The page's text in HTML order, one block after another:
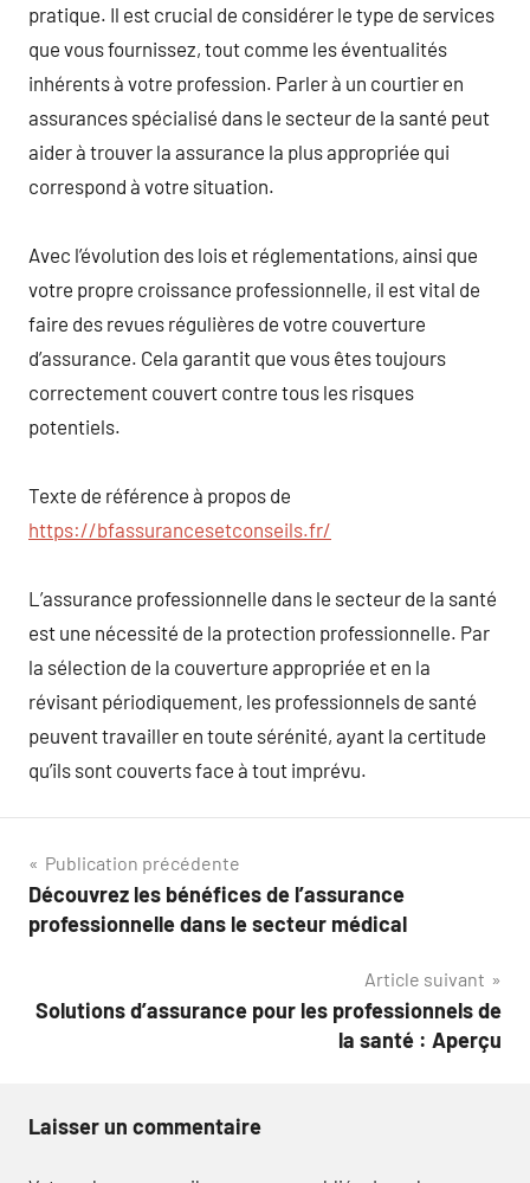
pratique. Il est crucial de considérer le type de services
que vous fournissez, tout comme les éventualités
inhérents à votre profession. Parler à un courtier en
assurances spécialisé dans le secteur de la santé peut
aider à trouver la assurance la plus appropriée qui
correspond à votre situation.
Avec l’évolution des lois et réglementations, ainsi que
votre propre croissance professionnelle, il est vital de
faire des revues régulières de votre couverture
d’assurance. Cela garantit que vous êtes toujours
correctement couvert contre tous les risques
potentiels.
Texte de référence à propos de
https://bfassurancesetconseils.fr/
L’assurance professionnelle dans le secteur de la santé
est une nécessité de la protection professionnelle. Par
la sélection de la couverture appropriée et en la
révisant périodiquement, les professionnels de santé
peuvent travailler en toute sérénité, ayant la certitude
qu’ils sont couverts face à tout imprévu.
Navigation
de
Publication précédente
Découvrez les bénéfices de l’assurance
professionnelle dans le secteur médical
Article suivant
Solutions d’assurance pour les professionnels de
la santé : Aperçu
Laisser un commentaire